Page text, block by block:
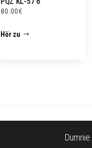
80.00€
Hör zu